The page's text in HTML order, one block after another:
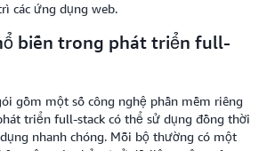
các ứng dụng web.
biến trong phát triển full-
gồm một số công nghệ phần mềm riêng
triển full-stack có thể sử dụng đồng thời
nhanh chóng. Mỗi bộ thường có một